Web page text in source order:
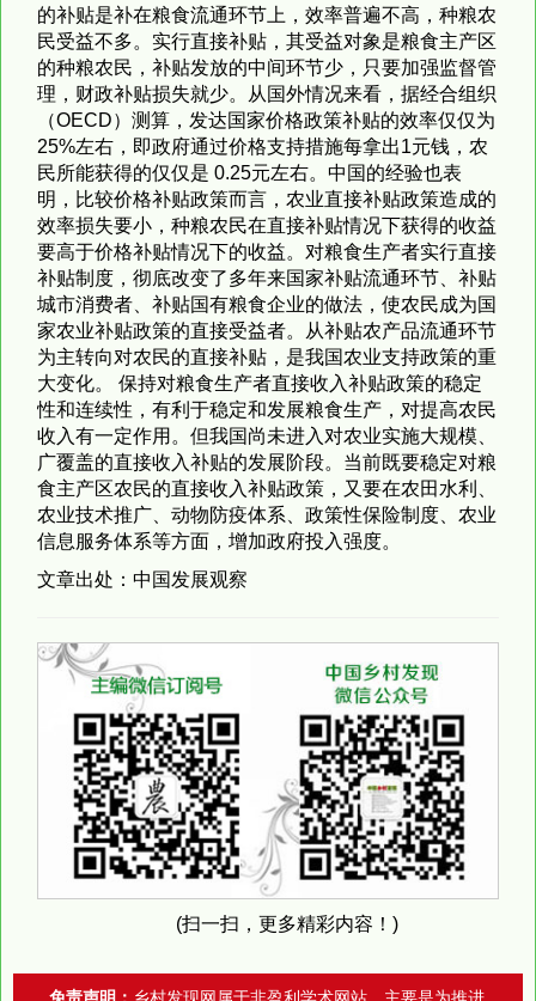
的补贴是补在粮食流通环节上，效率普遍不高，种粮农
民受益不多。实行直接补贴，其受益对象是粮食主产区
的种粮农民，补贴发放的中间环节少，只要加强监督管
理，财政补贴损失就少。从国外情况来看，据经合组织
（OECD）测算，发达国家价格政策补贴的效率仅仅为
25%左右，即政府通过价格支持措施每拿出1元钱，农
民所能获得的仅仅是 0.25元左右。中国的经验也表
明，比较价格补贴政策而言，农业直接补贴政策造成的
效率损失要小，种粮农民在直接补贴情况下获得的收益
要高于价格补贴情况下的收益。对粮食生产者实行直接
补贴制度，彻底改变了多年来国家补贴流通环节、补贴
城市消费者、补贴国有粮食企业的做法，使农民成为国
家农业补贴政策的直接受益者。从补贴农产品流通环节
为主转向对农民的直接补贴，是我国农业支持政策的重
大变化。 保持对粮食生产者直接收入补贴政策的稳定
性和连续性，有利于稳定和发展粮食生产，对提高农民
收入有一定作用。但我国尚未进入对农业实施大规模、
广覆盖的直接收入补贴的发展阶段。当前既要稳定对粮
食主产区农民的直接收入补贴政策，又要在农田水利、
农业技术推广、动物防疫体系、政策性保险制度、农业
信息服务体系等方面，增加政府投入强度。
文章出处：中国发展观察
(扫一扫，更多精彩内容！)
免责声明： 乡村发现网属于非盈利学术网站，主要是为推进